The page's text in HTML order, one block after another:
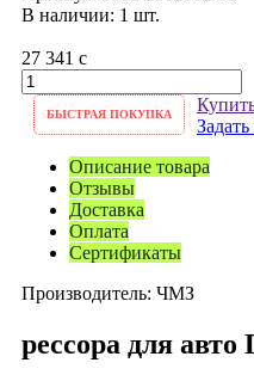
В наличии: 1 шт.
27 341 c
БЫСТРАЯ ПОКУПКА
Описание товара
Отзывы
Доставка
Оплата
Сертификаты
Производитель: ЧМЗ
рессора для